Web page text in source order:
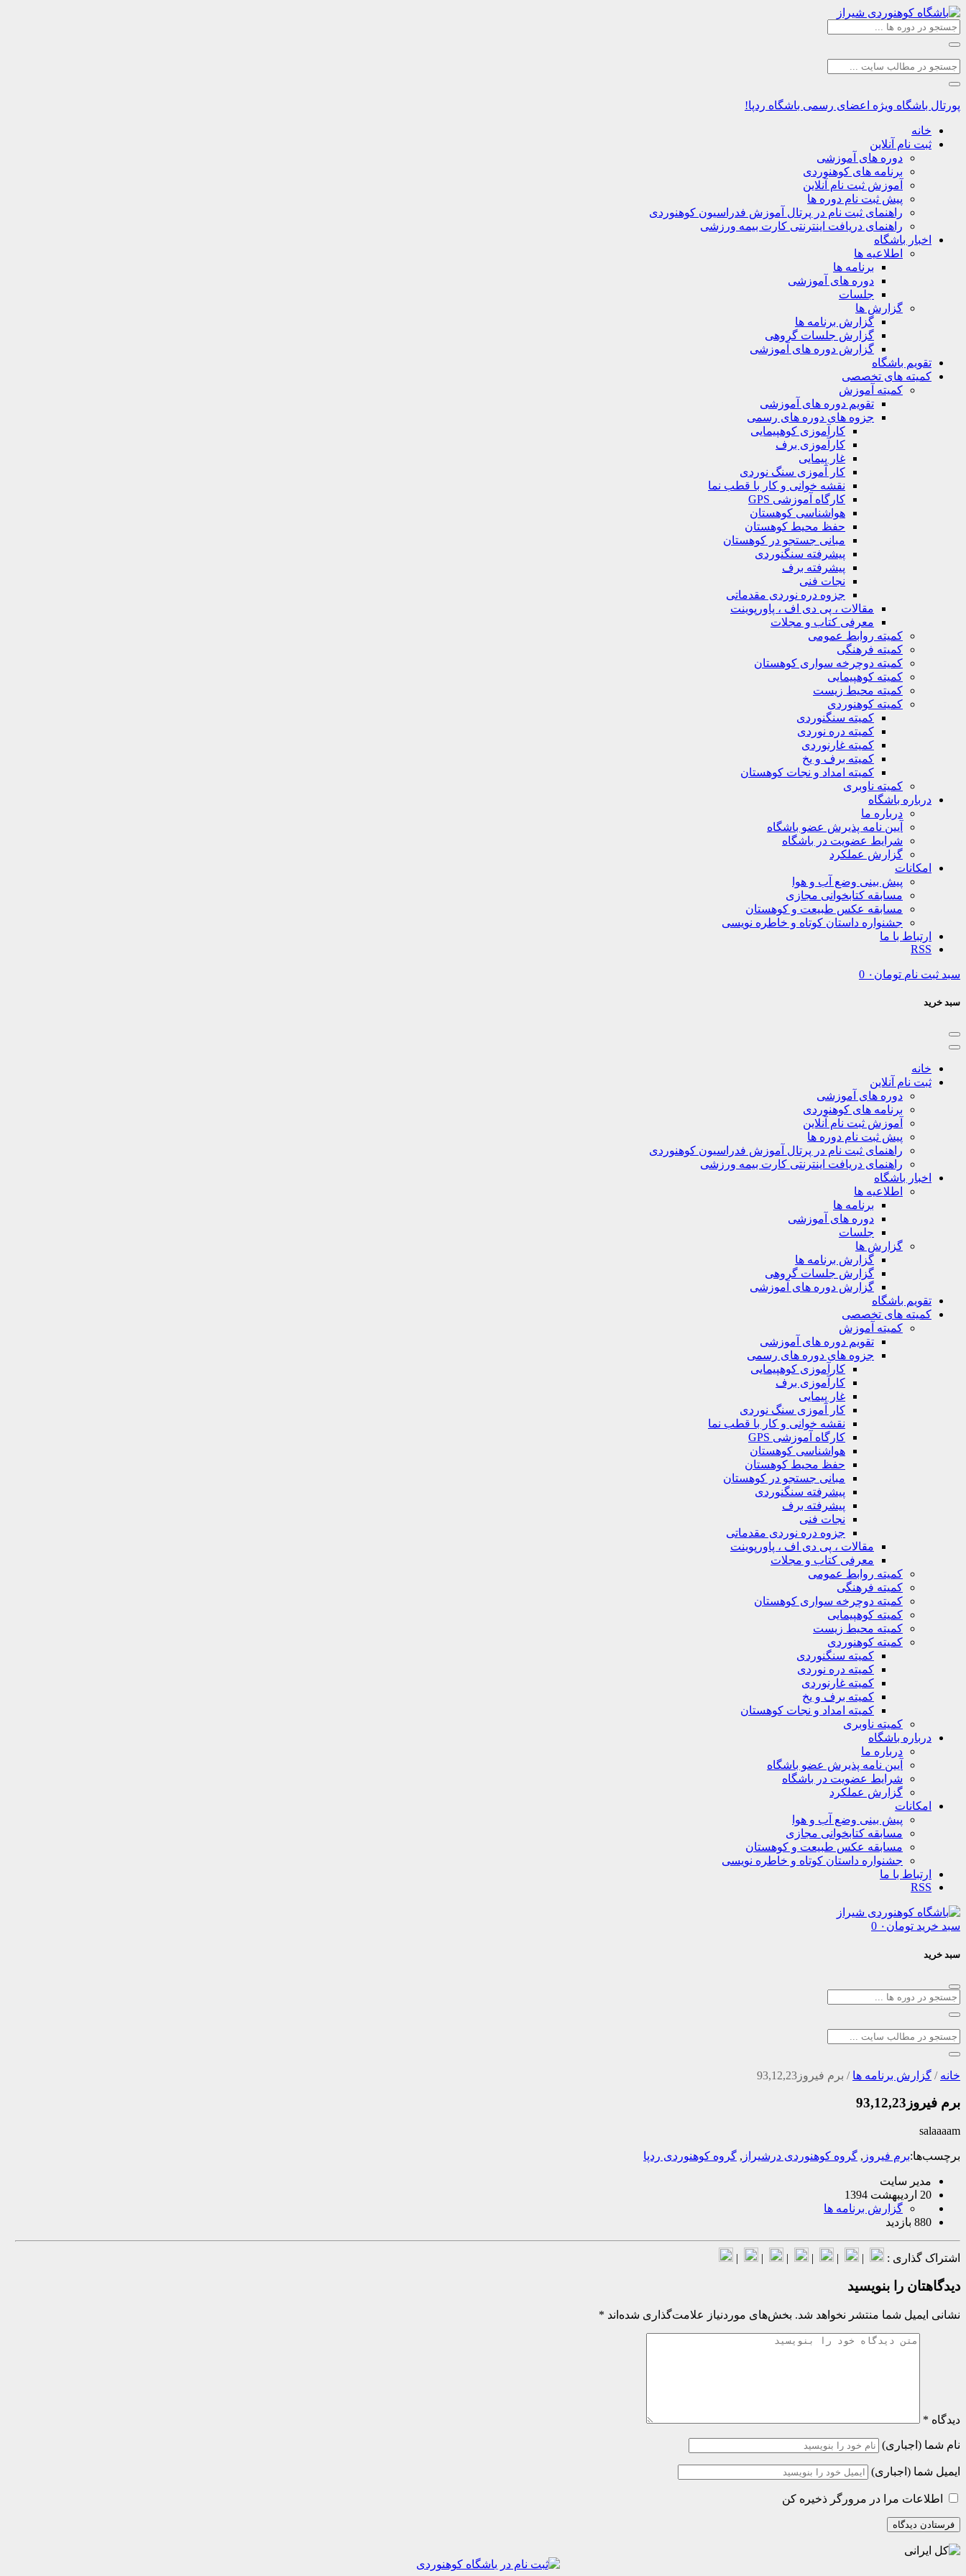
پورتال باشگاه ویژه اعضای رسمی باشگاه ردپا!
خانه
ثبت نام آنلاین
دوره های آموزشی
برنامه های کوهنوردی
آموزش ثبت نام آنلاین
پیش ثبت نام دوره ها
راهنمای ثبت نام در پرتال آموزش فدراسیون کوهنوردی
راهنمای دریافت اینترنتی کارت بیمه ورزشی
اخبار باشگاه
اطلاعیه ها
برنامه ها
دوره های آموزشی
جلسات
گزارش ها
گزارش برنامه ها
گزارش جلسات گروهی
گزارش دوره های آموزشی
تقویم باشگاه
کمیته های تخصصی
کمیته آموزش
تقویم دوره های آموزشی
جزوه های دوره های رسمی
کارآموزی کوهپیمایی
کارآموزی برف
غار پیمایی
کار آموزی سنگ نوردی
نقشه خوانی و کار با قطب نما
کارگاه آموزشی GPS
هواشناسی کوهستان
حفظ محیط کوهستان
مبانی جستجو در کوهستان
پیشرفته سنگنوردی
پیشرفته برف
نجات فنی
جزوه دره نوردی مقدماتی
مقالات ، پی دی اف ، پاورپوینت
معرفی کتاب و مجلات
کمیته روابط عمومی
کمیته فرهنگی
کمیته دوچرخه سواری کوهستان
کمیته کوهپیمایی
کمیته محیط زیست
کمیته کوهنوردی
کمیته سنگنوردی
کمیته دره نوردی
کمیته غارنوردی
کمیته برف و یخ
کمیته امداد و نجات کوهستان
کمیته ناوبری
درباره باشگاه
درباره ما
آیین نامه پذیرش عضو باشگاه
شرایط عضویت در باشگاه
گزارش عملکرد
امکانات
پیش بینی وضع آب و هوا
مسابقه کتابخوانی مجازی
مسابقه عکس طبیعت و کوهستان
جشنواره داستان کوتاه و خاطره نویسی
ارتباط با ما
RSS
سبد ثبت نام تومان ۰ 0
سبد خرید
خانه
ثبت نام آنلاین
دوره های آموزشی
برنامه های کوهنوردی
آموزش ثبت نام آنلاین
پیش ثبت نام دوره ها
راهنمای ثبت نام در پرتال آموزش فدراسیون کوهنوردی
راهنمای دریافت اینترنتی کارت بیمه ورزشی
اخبار باشگاه
اطلاعیه ها
برنامه ها
دوره های آموزشی
جلسات
گزارش ها
گزارش برنامه ها
گزارش جلسات گروهی
گزارش دوره های آموزشی
تقویم باشگاه
کمیته های تخصصی
کمیته آموزش
تقویم دوره های آموزشی
جزوه های دوره های رسمی
کارآموزی کوهپیمایی
کارآموزی برف
غار پیمایی
کار آموزی سنگ نوردی
نقشه خوانی و کار با قطب نما
کارگاه آموزشی GPS
هواشناسی کوهستان
حفظ محیط کوهستان
مبانی جستجو در کوهستان
پیشرفته سنگنوردی
پیشرفته برف
نجات فنی
جزوه دره نوردی مقدماتی
مقالات ، پی دی اف ، پاورپوینت
معرفی کتاب و مجلات
کمیته روابط عمومی
کمیته فرهنگی
کمیته دوچرخه سواری کوهستان
کمیته کوهپیمایی
کمیته محیط زیست
کمیته کوهنوردی
کمیته سنگنوردی
کمیته دره نوردی
کمیته غارنوردی
کمیته برف و یخ
کمیته امداد و نجات کوهستان
کمیته ناوبری
درباره باشگاه
درباره ما
آیین نامه پذیرش عضو باشگاه
شرایط عضویت در باشگاه
گزارش عملکرد
امکانات
پیش بینی وضع آب و هوا
مسابقه کتابخوانی مجازی
مسابقه عکس طبیعت و کوهستان
جشنواره داستان کوتاه و خاطره نویسی
ارتباط با ما
RSS
سبد خرید تومان ۰ 0
سبد خرید
خانه / گزارش برنامه ها / برم فیروز93,12,23
برم فیروز93,12,23
salaaaam
برچسب‌ها:برم فیروز , گروه کوهنوردی درشیراز , گروه کوهنوردی ردپا
مدیر سایت
20 اردیبهشت 1394
گزارش برنامه ها
880 بازدید
اشتراک گذاری : |
|
|
|
|
|
دیدگاهتان را بنویسید
نشانی ایمیل شما منتشر نخواهد شد. بخش‌های موردنیاز علامت‌گذاری شده‌اند *
دیدگاه *
نام شما (اجباری)
ایمیل شما (اجباری)
اطلاعات مرا در مرورگر ذخیره کن